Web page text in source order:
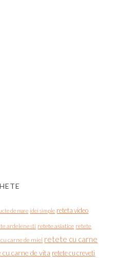
de mare idei simple reteta video
ardelenesti retete asiatice retete
carne de miel retete cu carne
cu carne de vita retete cu creveti